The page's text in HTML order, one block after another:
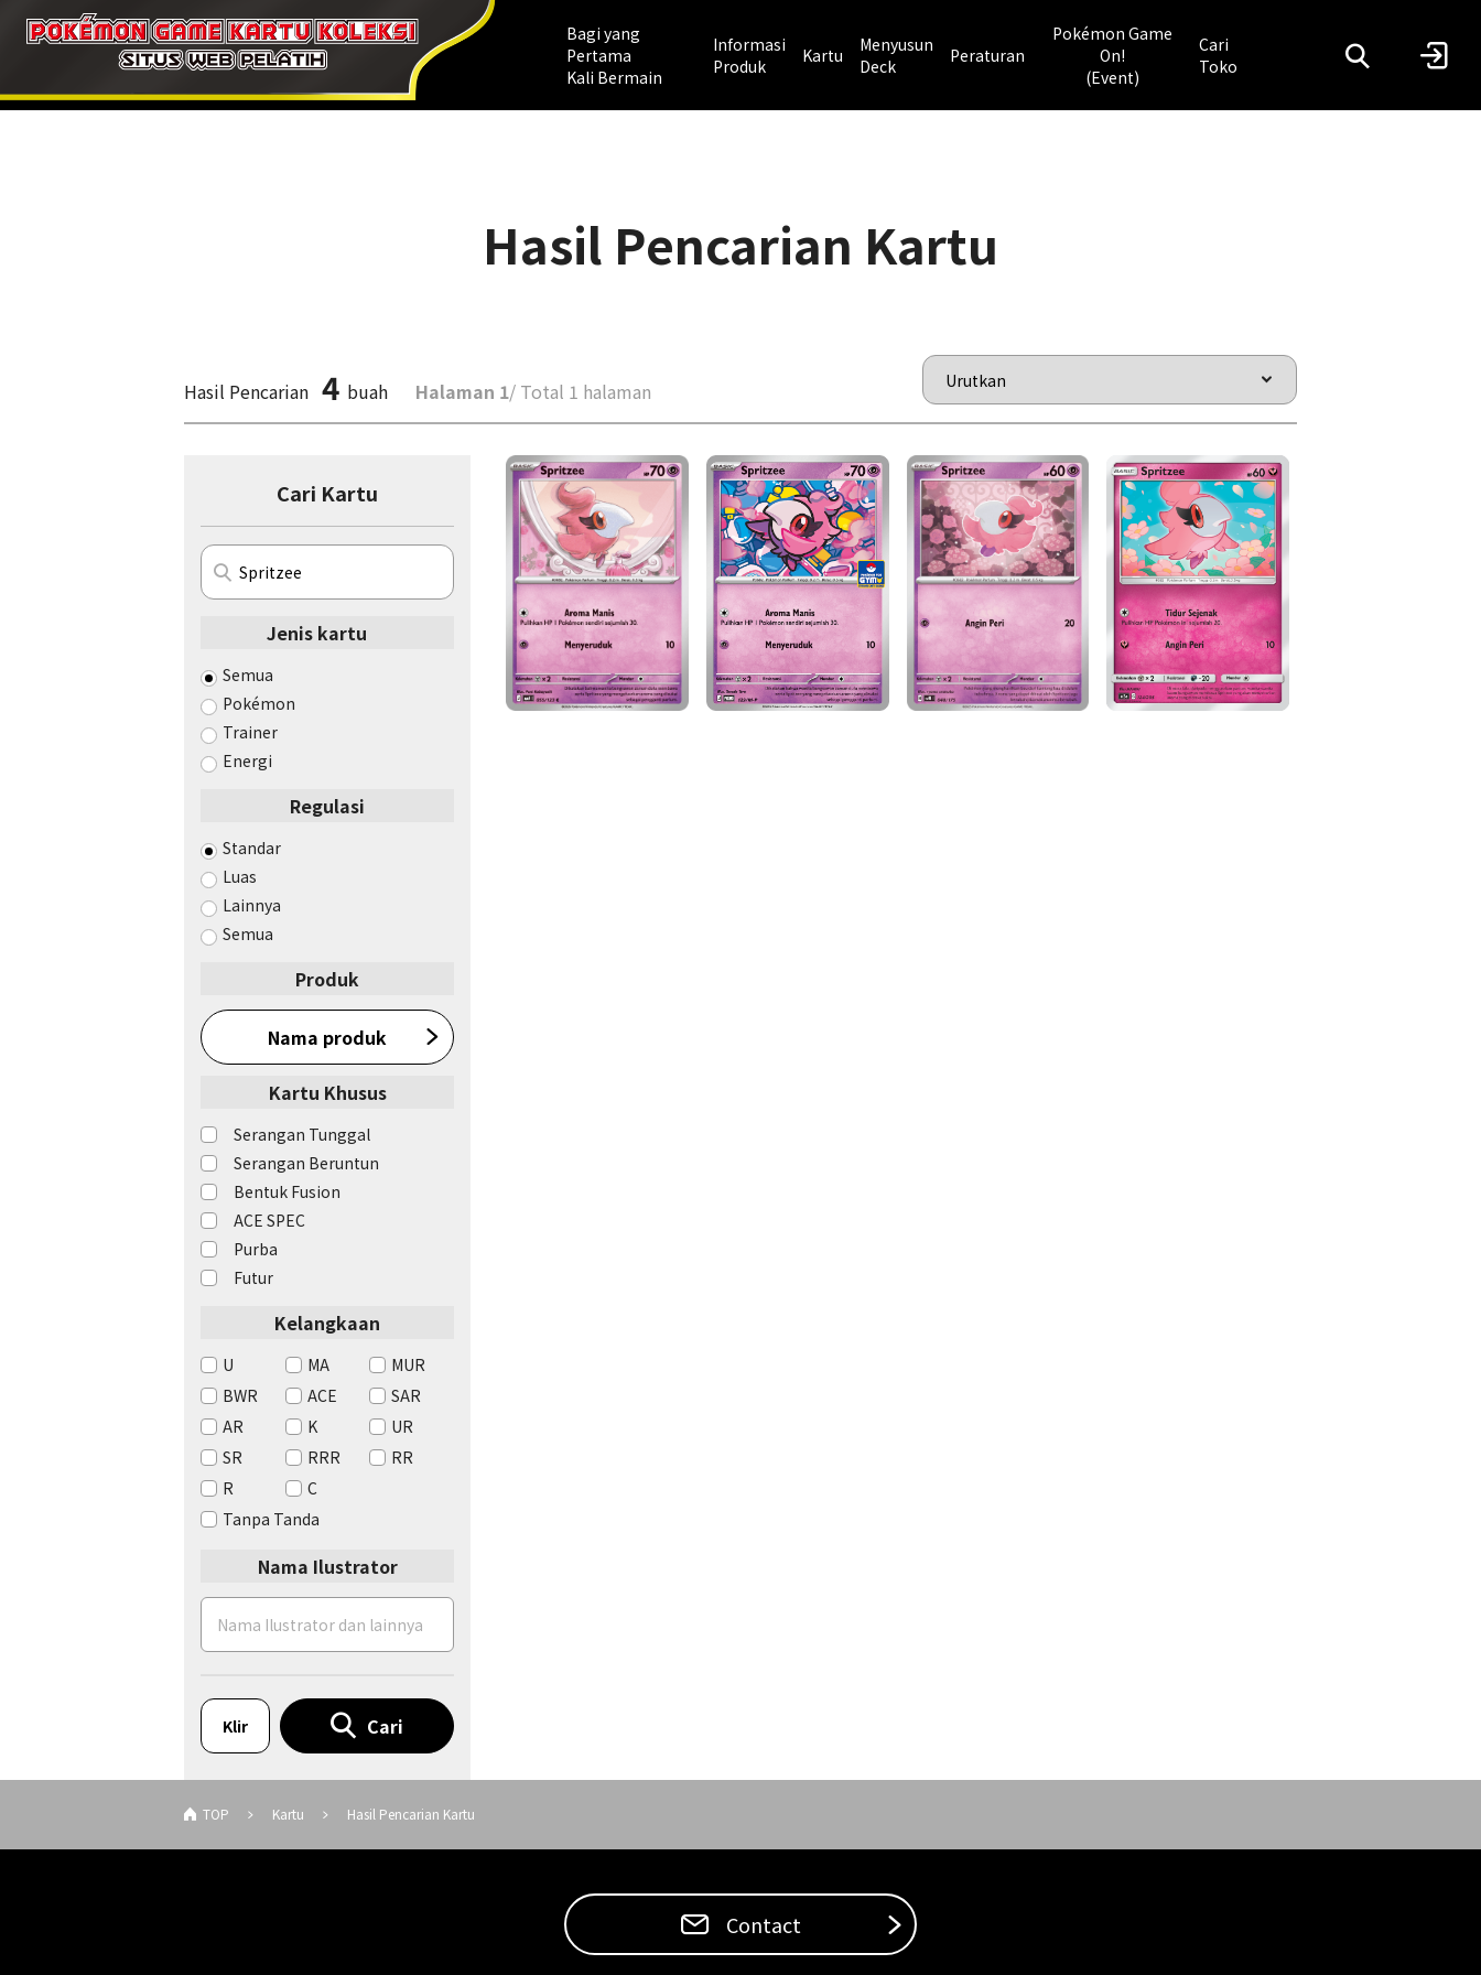
Bagi yang
Pertama
Kali Bermain
Informasi
Produk
Kartu
Menyusun
Deck
Peraturan
Pokémon Game
On!
(Event)
Cari
Toko
Hasil Pencarian Kartu
Hasil Pencarian 4 buah Halaman 1/ Total 1 halaman
Cari Kartu
Jenis kartu
Semua
Pokémon
Trainer
Energi
Regulasi
Standar
Luas
Lainnya
Semua
Produk
Nama produk
Kartu Khusus
Serangan Tunggal
Serangan Beruntun
Bentuk Fusion
ACE SPEC
Purba
Futur
Kelangkaan
U MA
MUR
BWR
ACE
SAR
AR
K
UR
SR
RRR
RR
R
C
Tanpa Tanda
Nama Ilustrator
Klir Cari
TOP Kartu Hasil Pencarian Kartu
Contact